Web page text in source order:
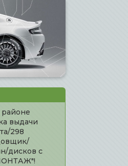
выдачи
298
дисков с